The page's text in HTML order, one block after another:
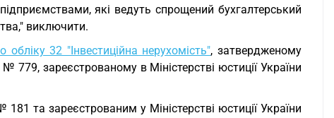
які ведуть спрощений бухгалтерський
виключити.
32 "Інвестиційна нерухомість", затвердженому
779, зареєстрованому в Міністерстві юстиції України
та зареєстрованим у Міністерстві юстиції України